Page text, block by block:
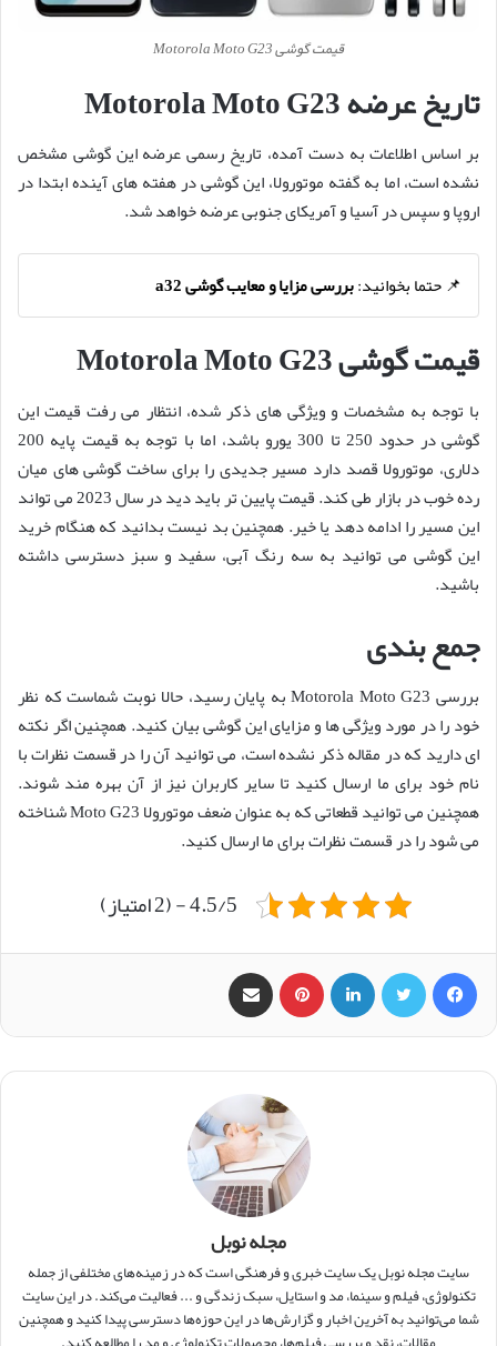
قیمت گوشی Motorola Moto G23
تاریخ عرضه Motorola Moto G23
بر اساس اطلاعات به دست آمده، تاریخ رسمی عرضه این گوشی مشخص
نشده است، اما به گفته موتورولا، این گوشی در هفته های آینده ابتدا در
اروپا و سپس در آسیا و آمریکای جنوبی عرضه خواهد شد.
📌 حتما بخوانید:بررسی مزایا و معایب گوشی a32
قیمت گوشی Motorola Moto G23
با توجه به مشخصات و ویژگی های ذکر شده، انتظار می رفت قیمت این
گوشی در حدود 250 تا 300 یورو باشد، اما با توجه به قیمت پایه 200
دلاری، موتورولا قصد دارد مسیر جدیدی را برای ساخت گوشی های میان
رده خوب در بازار طی کند. قیمت پایین تر باید دید در سال 2023 می تواند
این مسیر را ادامه دهد یا خیر. همچنین بد نیست بدانید که هنگام خرید
این گوشی می توانید به سه رنگ آبی، سفید و سبز دسترسی داشته
باشید.
جمع بندی
بررسی Motorola Moto G23 به پایان رسید، حالا نوبت شماست که نظر
خود را در مورد ویژگی ها و مزایای این گوشی بیان کنید. همچنین اگر نکته
ای دارید که در مقاله ذکر نشده است، می توانید آن را در قسمت نظرات با
نام خود برای ما ارسال کنید تا سایر کاربران نیز از آن بهره مند شوند.
همچنین می توانید قطعاتی که به عنوان ضعف موتورولا Moto G23 شناخته
می شود را در قسمت نظرات برای ما ارسال کنید.
4.5/5 - (2 امتیاز)
‫پین‌ترست
مجله نوبل
سایت مجله نوبل یک سایت خبری و فرهنگی است که در زمینه‌های مختلفی از جمله
تکنولوژی، فیلم و سینما، مد و استایل، سبک زندگی و ... فعالیت می‌کند. در این سایت
شما می‌توانید به آخرین اخبار و گزارش‌ها در این حوزه‌ها دسترسی پیدا کنید و همچنین